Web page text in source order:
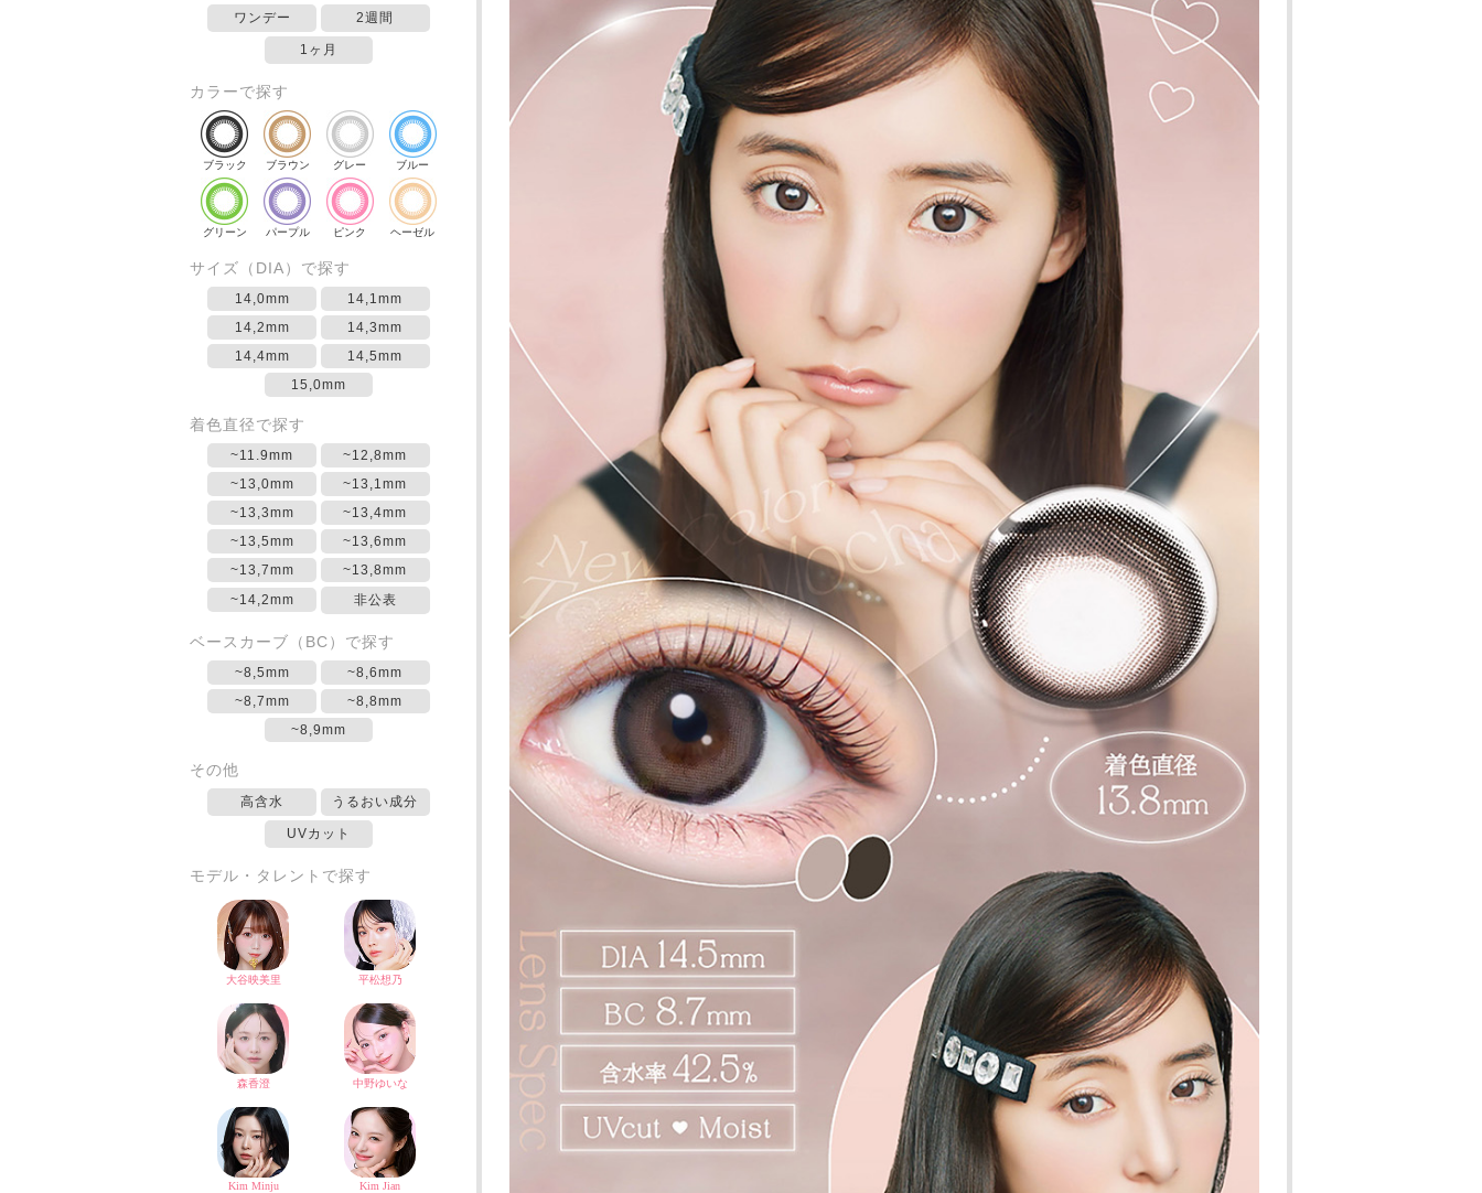
ワンデー 2週間
1ヶ月
カラーで探す
ブラック ブラウン グレー ブルー
グリーン パープル ピンク ヘーゼル
サイズ（DIA）で探す
14,0mm
14,1mm
14,2mm
14,3mm
14,4mm
14,5mm
15,0mm
着色直径で探す
~11.9mm
~12,8mm
~13,0mm
~13,1mm
~13,3mm
~13,4mm
~13,5mm
~13,6mm
~13,7mm
~13,8mm
~14,2mm
非公表
ベースカーブ（BC）で探す
~8,5mm
~8,6mm
~8,7mm
~8,8mm
~8,9mm
その他
高含水 うるおい成分
UVカット
モデル・タレントで探す